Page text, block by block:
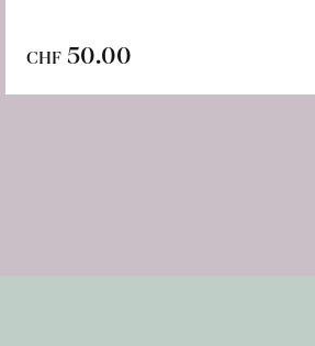
CHF 50.00
Warenkorb